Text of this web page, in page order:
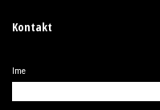
Kontakt
Ime